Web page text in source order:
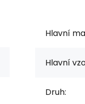
Hlavní
Hlavní
Druh: